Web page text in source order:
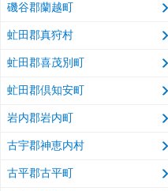
磯谷郡蘭越町
虻田郡真狩村
虻田郡喜茂別町
虻田郡倶知安町
岩内郡岩内町
古宇郡神恵内村
古平郡古平町